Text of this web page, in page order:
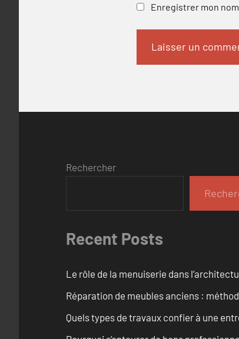
Enregistrer mon
Rechercher
Recent Posts
Le rôle de la menuiserie dans
Réparation de meubles anciens :
Quels types de travaux confier à une